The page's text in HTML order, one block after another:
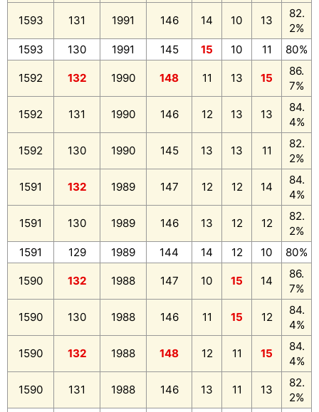
1593 131 1991 146 14 10 13
82.
2%
1593
130 1991 145 15 10 11 80%
1592 132 1990 148 11 13 15
86.
7%
1592 131 1990 146 12 13 13
84.
4%
1592 130 1990 145 13 13 11
82.
2%
1591 132 1989 147 12 12 14
84.
4%
1591 130 1989 146 13 12 12
82.
2%
1591
129 1989 144 14 12 10 80%
1590 132 1988 147 10 15 14
86.
7%
1590 130 1988 146 11 15 12
84.
4%
1590 132 1988 148 12 11 15
84.
4%
1590 131 1988 146 13 11 13
82.
2%